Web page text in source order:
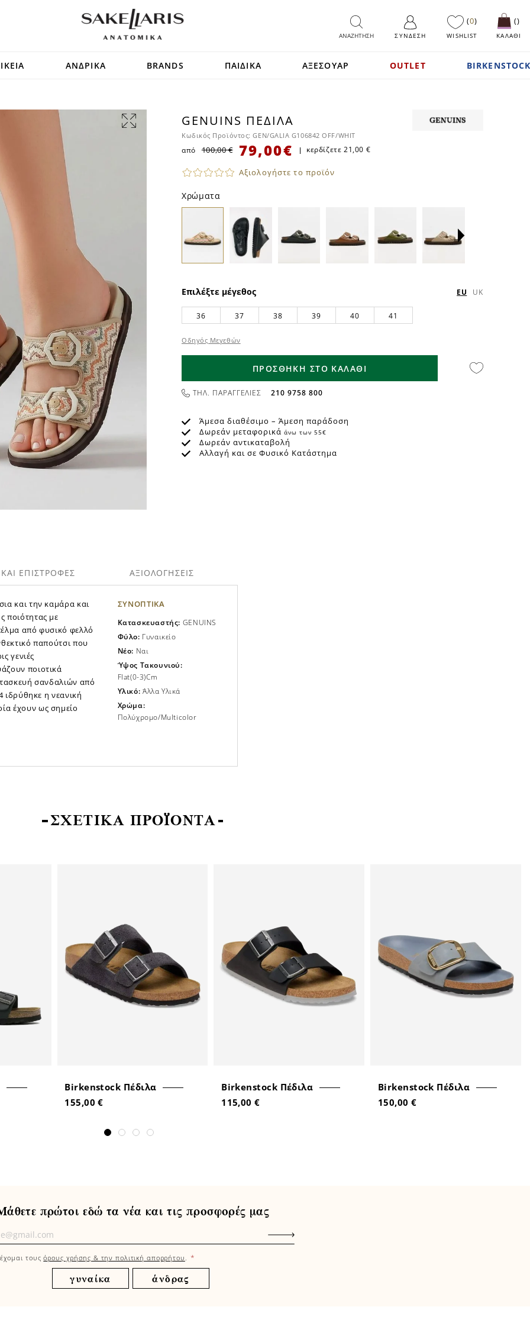
ΑΝΑΖΗΤΗΣΗ ΣΎΝΔΕΣΗ
0
WISHLIST ΚΑΛΑΘΙ
ΑΝΔΡΙΚΑ BRANDS ΠΑΙΔΙΚΑ ΑΞΕΣΟΥΑΡ OUTLET
SALEGENUINS ΠΈΔΙΛΑ
Κωδικός Προϊόντος: GEN/GALIA G106842 OFF/WHIT
79,00 €
από 100,00 € κερδίζετε 21,00 €
Αξιολογήστε το προϊόν
Χρώματα
Επιλέξτε μέγεθος EU UK
36 37 38 39 40 41
Οδηγός Μεγεθών
ΠΡΟΣΘΗΚΗ ΣΤΟ ΚΑΛΑΘΙ
ΤΗΛ. ΠΑΡΑΓΓΕΛΙΕΣ 210 9758 800
Άμεσα διαθέσιμο – Άμεση παράδοση
Δωρεάν μεταφορικά άνω των 55€
Δωρεάν αντικαταβολή
Αλλαγή και σε Φυσικό Κατάστημα
και την καμάρα και
ποιότητας με
από φυσικό φελλό
παπούτσι που
γενιές
ποιοτικά
σανδαλιών από
ιδρύθηκε η νεανική
έχουν ως σημείο
ΣΥΝΟΠΤΙΚΑ
Κατασκευαστής: GENUINS
Φύλο: Γυναικείο
Νέο: Ναι
Ύψος Τακουνιού:
Flat(0-3)cm
Υλικό: Άλλα Υλικά
Χρώμα:
Πολύχρομο/Multicolor
ΕΠΙΣΤΡΟΦΕΣ ΑΞΙΟΛΟΓΗΣΕΙΣ
ΣΧΕΤΙΚΑ ΠΡΟΪΟΝΤΑ
Birkenstock Πέδιλα
155,00 €
Birkenstock Πέδιλα
115,00 €
Birkenstock Πέδιλα
150,00 €
πρώτοι εδώ τα νέα και τις προσφορές μας
τουςόρους χρήσης & την πολιτική απορρήτου *
γυναίκα άνδρας